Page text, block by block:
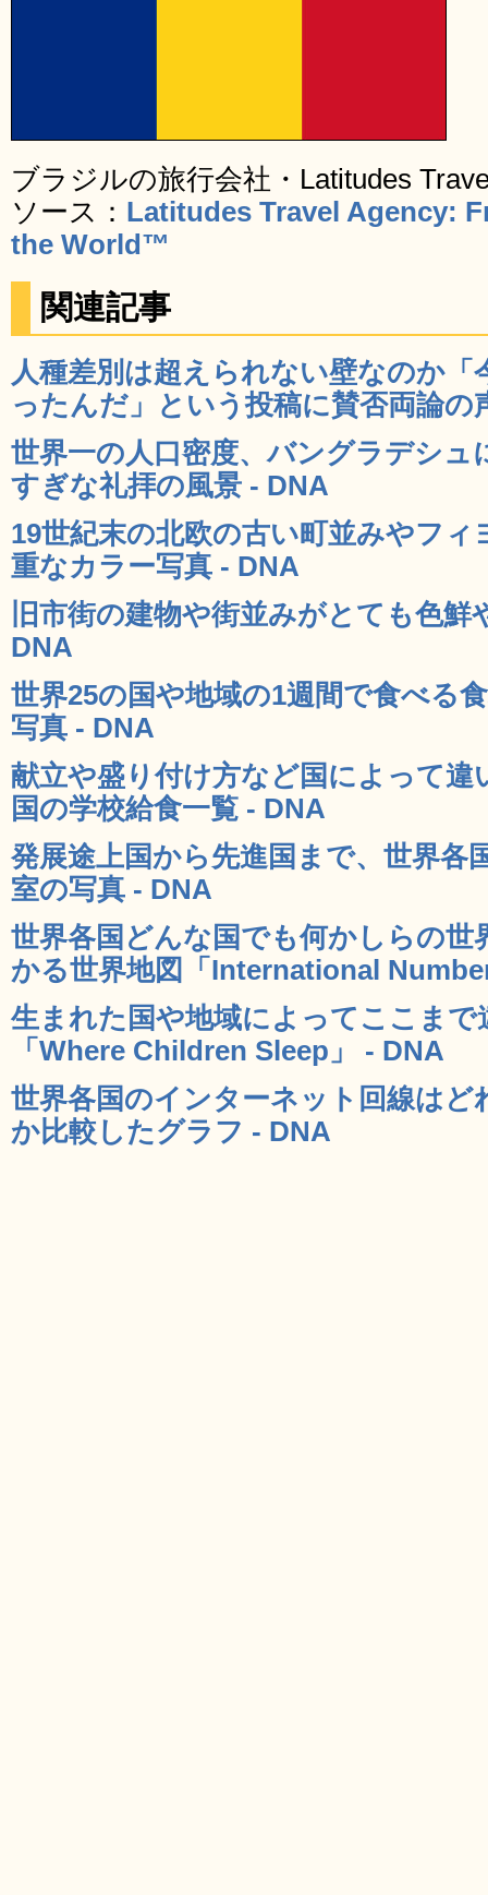
ブラジルの旅行会社・Latitudes
ソース： Latitudes Travel Agency:
the World™
関連記事
人種差別は超えられない壁なのか
ったんだ」という投稿に賛否両論の
世界一の人口密度、バングラデシュ
すぎな礼拝の風景 - DNA
19世紀末の北欧の古い町並みやフ
重なカラー写真 - DNA
旧市街の建物や街並みがとても色鮮
DNA
世界25の国や地域の1週間で食べる
写真 - DNA
献立や盛り付け方など国によって違
国の学校給食一覧 - DNA
発展途上国から先進国まで、世界各
室の写真 - DNA
世界各国どんな国でも何かしらの
かる世界地図「International
生まれた国や地域によってここまで
「Where Children Sleep」 - DNA
世界各国のインターネット回線はど
か比較したグラフ - DNA